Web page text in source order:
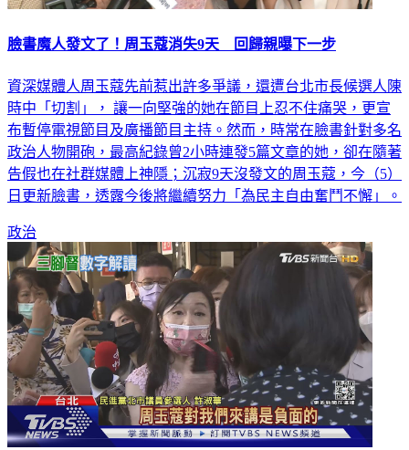
臉書魔人發文了！周玉蔻消失9天 回歸親曝下一步
資深媒體人周玉蔻先前惹出許多爭議，還遭台北市長候選人陳
時中「切割」， 讓一向堅強的她在節目上忍不住痛哭，更宣
布暫停電視節目及廣播節目主持。然而，時常在臉書針對多名
政治人物開砲，最高紀錄曾2小時連發5篇文章的她，卻在隨著
告假也在社群媒體上神隱；沉寂9天沒發文的周玉蔻，今（5）
日更新臉書，透露今後將繼續努力「為民主自由奮鬥不懈」。
政治